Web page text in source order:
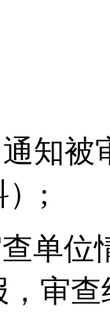
知
）;
单位
，审